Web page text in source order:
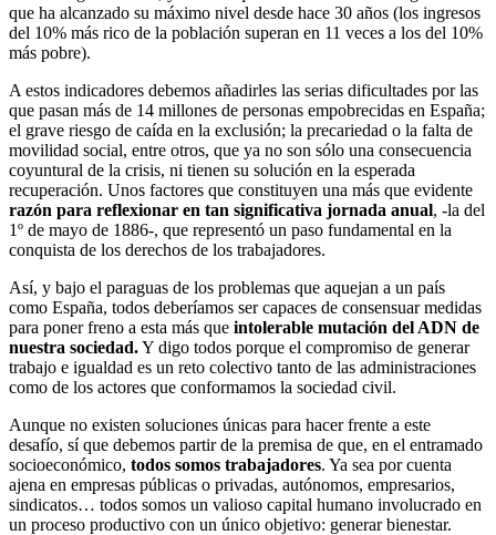
que ha alcanzado su máximo nivel desde hace 30 años (los ingresos
del 10% más rico de la población superan en 11 veces a los del 10%
más pobre).
A estos indicadores debemos añadirles las serias dificultades por las
que pasan más de 14 millones de personas empobrecidas en España;
el grave riesgo de caída en la exclusión; la precariedad o la falta de
movilidad social, entre otros, que ya no son sólo una consecuencia
coyuntural de la crisis, ni tienen su solución en la esperada
recuperación. Unos factores que constituyen una más que evidente
razón para reflexionar en tan significativa jornada anual, -la del
1º de mayo de 1886-, que representó un paso fundamental en la
conquista de los derechos de los trabajadores.
Así, y bajo el paraguas de los problemas que aquejan a un país
como España, todos deberíamos ser capaces de consensuar medidas
para poner freno a esta más que intolerable mutación del ADN de
nuestra sociedad.Y digo todos porque el compromiso de generar
trabajo e igualdad es un reto colectivo tanto de las administraciones
como de los actores que conformamos la sociedad civil.
Aunque no existen soluciones únicas para hacer frente a este
desafío, sí que debemos partir de la premisa de que, en el entramado
socioeconómico, todos somos trabajadores. Ya sea por cuenta
ajena en empresas públicas o privadas, autónomos, empresarios,
sindicatos… todos somos un valioso capital humano involucrado en
un proceso productivo con un único objetivo: generar bienestar.